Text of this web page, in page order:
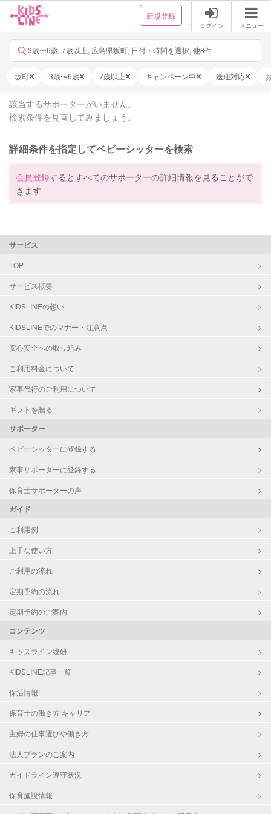
新規登録
ログイン メニュー
3歳〜6歳, 7歳以上, 広島県坂町, 日付・時間を選択, 他8件
坂町 3歳〜6歳 7歳以上 キャンペーン中 送迎対応
該当するサポーターがいません。
検索条件を見直してみましょう。
詳細条件を指定してベビーシッターを検索
会員登録するとすべてのサポーターの詳細情報を見ることがで
きます
サービス
TOP
サービス概要
KIDSLINEの想い
KIDSLINEでのマナー・注意点
安心安全への取り組み
ご利用料金について
家事代行のご利用について
ギフトを贈る
サポーター
ベビーシッターに登録する
家事サポーターに登録する
保育士サポーターの声
ガイド
ご利用例
上手な使い方
ご利用の流れ
定期予約の流れ
定期予約のご案内
コンテンツ
キッズライン総研
KIDSLINE記事一覧
保活情報
保育士の働き方 キャリア
主婦の仕事選びや働き方
法人プランのご案内
ガイドライン遵守状況
保育施設情報